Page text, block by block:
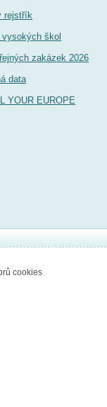
rejstřík
vysokých škol
zakázek 2026
data
YOUR EUROPE
cookies